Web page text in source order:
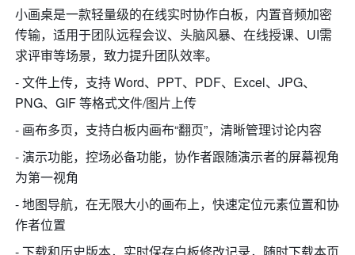
小画桌是一款轻量级的在线实时协作白板，内置音频加密
传输，适用于团队远程会议、头脑风暴、在线授课、UI需
求评审等场景，致力提升团队效率。
- 文件上传，支持 Word、PPT、PDF、Excel、JPG、
PNG、GIF 等格式文件/图片上传
- 画布多页，支持白板内画布“翻页”，清晰管理讨论内容
- 演示功能，控场必备功能，协作者跟随演示者的屏幕视角
为第一视角
- 地图导航，在无限大小的画布上，快速定位元素位置和协
作者位置